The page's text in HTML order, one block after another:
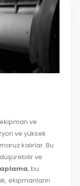
ve
ve yüksek
kalırlar. Bu
ve
, bu
ekipmanların